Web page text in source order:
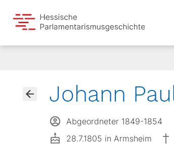
Johann
Abgeordneter 1849-1854
28.7.1805 in Armsheim